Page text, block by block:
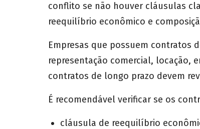
conflito se não houver cláusulas
reequilíbrio econômico e
Empresas que possuem contratos
representação comercial, locação,
contratos de longo prazo devem
É recomendável verificar se os
cláusula de reequilíbrio